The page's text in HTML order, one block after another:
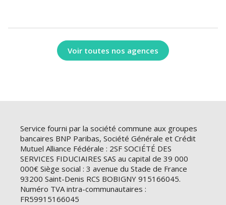
Voir toutes nos agences
Service fourni par la société commune aux groupes
bancaires BNP Paribas, Société Générale et Crédit
Mutuel Alliance Fédérale : 2SF SOCIÉTÉ DES
SERVICES FIDUCIAIRES SAS au capital de 39 000
000€ Siège social : 3 avenue du Stade de France
93200 Saint-Denis RCS BOBIGNY 915166045.
Numéro TVA intra-communautaires :
FR59915166045